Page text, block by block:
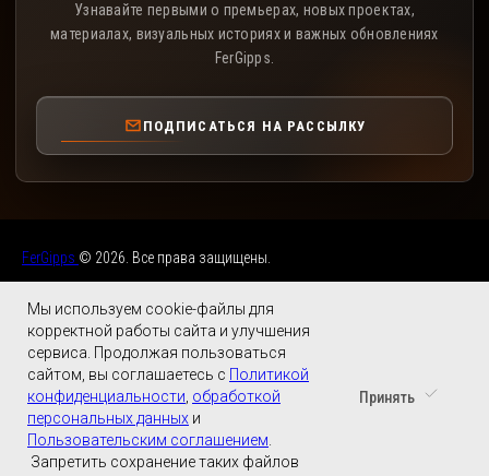
Узнавайте первыми о премьерах, новых проектах,
материалах, визуальных историях и важных обновлениях
FerGipps.
ПОДПИСАТЬСЯ НА РАССЫЛКУ
FerGipps © 2026. Все права защищены.
Мы используем cookie-файлы для
корректной работы сайта и улучшения
сервиса. Продолжая пользоваться
сайтом, вы соглашаетесь с Политикой
конфиденциальности обработкой
персональных данных и
Пользовательским соглашением
Запретить сохранение таких файлов
Принять